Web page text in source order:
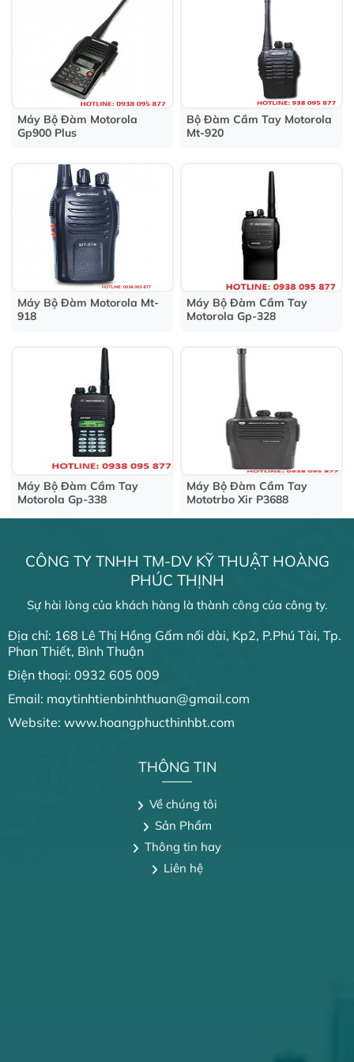
Máy Bộ Đàm Motorola
Gp900 Plus
Bộ Đàm Cầm Tay Motorola
Mt-920
Máy Bộ Đàm Motorola Mt-
918
Máy Bộ Đàm Cầm Tay
Motorola Gp-328
Máy Bộ Đàm Cầm Tay
Motorola Gp-338
Máy Bộ Đàm Cầm Tay
Mototrbo Xir P3688
CÔNG TY TNHH TM-DV KỸ THUẬT HOÀNG
PHÚC THỊNH
Sự hài lòng của khách hàng là thành công của công ty.
Địa chỉ: 168 Lê Thị Hồng Gấm nối dài, Kp2, P.Phú Tài, Tp.
Phan Thiết, Bình Thuận
Điện thoại: 0932 605 009
Email: maytinhtienbinhthuan@gmail.com
Website: www.hoangphucthinhbt.com
THÔNG TIN
Về chúng tôi
Sản Phẩm
Thông tin hay
Liên hệ